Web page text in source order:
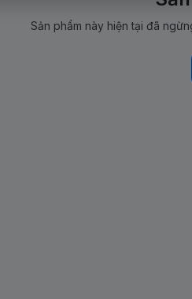
Sản phẩm này hiện tại đã